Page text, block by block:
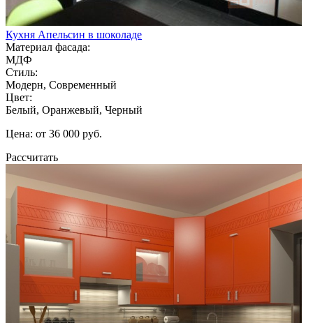
Кухня Апельсин в шоколаде
Материал фасада:
МДФ
Стиль:
Модерн, Современный
Цвет:
Белый, Оранжевый, Черный
Цена: от 36 000 руб.
Рассчитать